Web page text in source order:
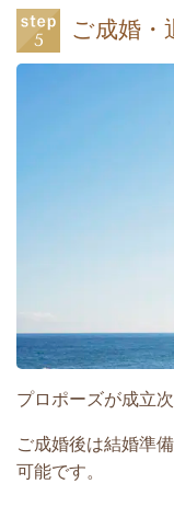
ご成婚・
プロポーズが成立
ご成婚後は結婚準
可能です。